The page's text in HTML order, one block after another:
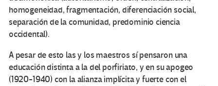
homogeneidad, fragmentación, diferenciación social,
separación de la comunidad, predominio ciencia
occidental).
A pesar de esto las y los maestros sí pensaron una
educación distinta a la del porfiriato, y en su apogeo
(1920-1940) con la alianza implícita y fuerte con el